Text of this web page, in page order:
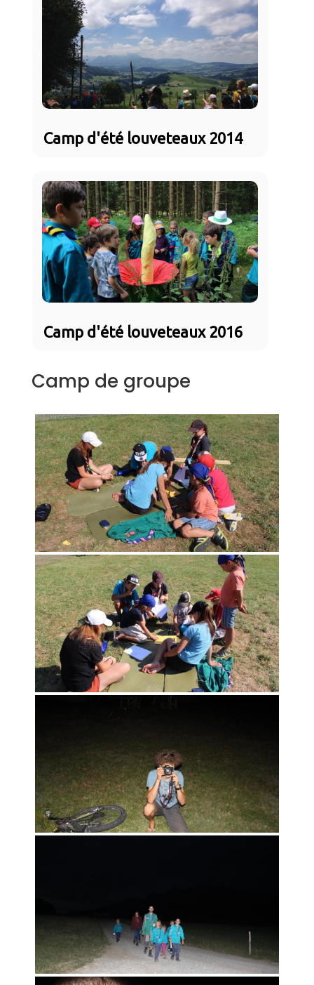
Camp d'été louveteaux 2014
Camp d'été louveteaux 2016
Camp de groupe